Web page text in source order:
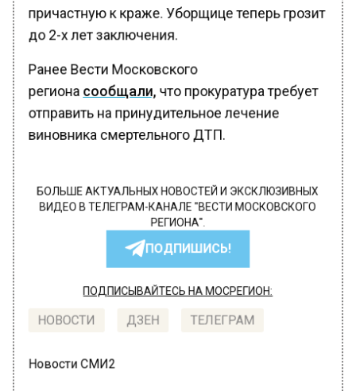
причастную к краже. Уборщице теперь грозит
до 2-х лет заключения.
Ранее Вести Московского
региона сообщали, что прокуратура требует
отправить на принудительное лечение
виновника смертельного ДТП.
БОЛЬШЕ АКТУАЛЬНЫХ НОВОСТЕЙ И ЭКСКЛЮЗИВНЫХ
ВИДЕО В ТЕЛЕГРАМ-КАНАЛЕ "ВЕСТИ МОСКОВСКОГО
РЕГИОНА".
ПОДПИШИСЬ!
ПОДПИСЫВАЙТЕСЬ НА МОСРЕГИОН:
НОВОСТИ ДЗЕН ТЕЛЕГРАМ
Новости СМИ2